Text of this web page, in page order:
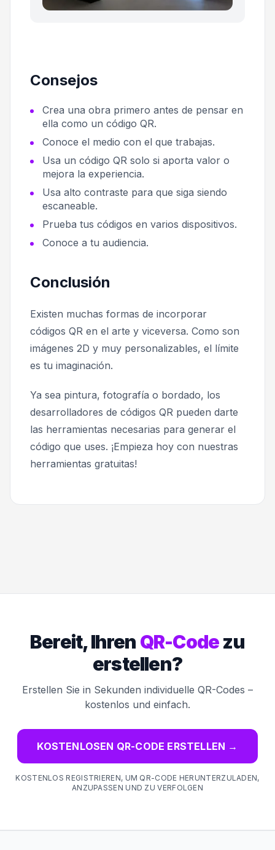
Consejos
Crea una obra primero antes de pensar en
ella como un código QR.
Conoce el medio con el que trabajas.
Usa un código QR solo si aporta valor o
mejora la experiencia.
Usa alto contraste para que siga siendo
escaneable.
Prueba tus códigos en varios dispositivos.
Conoce a tu audiencia.
Conclusión
Existen muchas formas de incorporar
códigos QR en el arte y viceversa. Como son
imágenes 2D y muy personalizables, el límite
es tu imaginación.
Ya sea pintura, fotografía o bordado, los
desarrolladores de códigos QR pueden darte
las herramientas necesarias para generar el
código que uses. ¡Empieza hoy con nuestras
herramientas gratuitas!
Bereit, Ihren QR-Codezu
erstellen?
Erstellen Sie in Sekunden individuelle QR-Codes –
kostenlos und einfach.
KOSTENLOSEN QR-CODE ERSTELLEN →
KOSTENLOS REGISTRIEREN, UM QR-CODE HERUNTERZULADEN,
ANZUPASSEN UND ZU VERFOLGEN